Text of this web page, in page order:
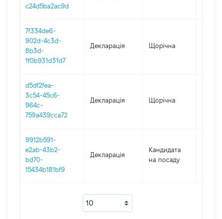
c24d5ba2ac9d
7f334de6-
902d-4c3d-
8b3d-
1f0b931d31d7
Декларація Щорічна
d5df2fea-
3c54-45c6-
964c-
759a439cca72
Декларація Щорічна
9912b591-
e2ab-43b2-
bd70-
15434b181bf9
Декларація
Кандидата
на посаду